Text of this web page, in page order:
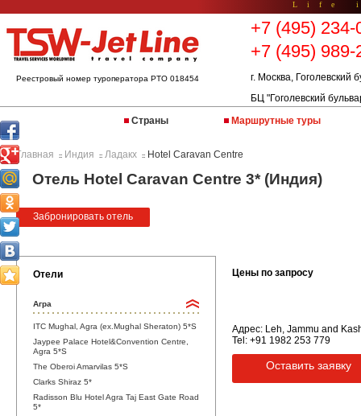
Life
Реестровый номер туроператора РТО 018454
+7 (495) 234-
+7 (495) 989-
г. Москва, Гоголевский
БЦ "Гоголевский
Страны
Маршрутные туры
Главная :: Индия :: Ладакх :: Hotel Caravan Centre
Отель Hotel Caravan Centre 3* (Индия)
Забронировать отель
Отели
Агра
ITC Mughal, Agra (ex.Mughal Sheraton) 5*S
Jaypee Palace Hotel&Convention Centre,
Agra 5*S
The Oberoi Amarvilas 5*S
Clarks Shiraz 5*
Radisson Blu Hotel Agra Taj East Gate Road
5*
Цены по запросу
Адрес: Leh, Jammu and
Tel: +91 1982 253 779
Оставить заявку